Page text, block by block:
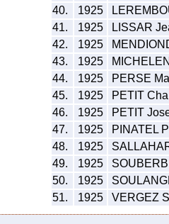
40.
1925
41.
1925
LISSAR
42.
1925
43.
1925
44.
1925
PERSE
45.
1925
PETIT
46.
1925
PETIT
47.
1925
PINATEL
48.
1925
49.
1925
50.
1925
51.
1925 VERGEZ